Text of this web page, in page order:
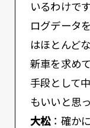
いるわけで
ログデータ
はほとんど
新車を求め
手段として
もいいと思
大松：確か